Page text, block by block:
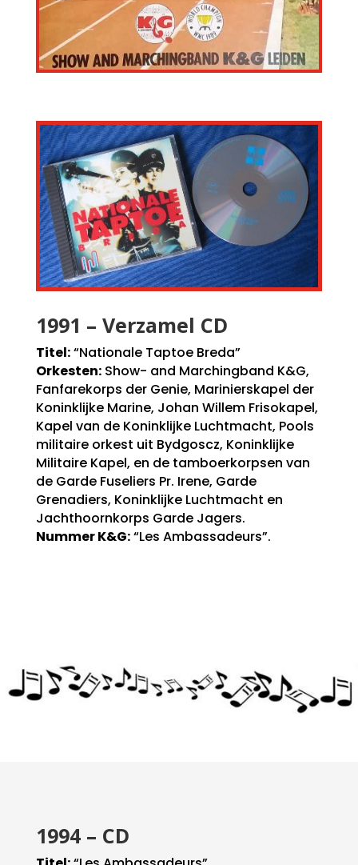
1991 – Verzamel CD
Titel:“Nationale Taptoe Breda”
Orkesten:Show- and Marchingband K&G,
Fanfarekorps der Genie, Marinierskapel der
Koninklijke Marine, Johan Willem Frisokapel,
Kapel van de Koninklijke Luchtmacht, Pools
militaire orkest uit Bydgoscz, Koninklijke
Militaire Kapel, en de tamboerkorpsen van
de Garde Fuseliers Pr. Irene, Garde
Grenadiers, Koninklijke Luchtmacht en
Jachthoornkorps Garde Jagers.
Nummer K&G:“Les Ambassadeurs”.
1994 – CD